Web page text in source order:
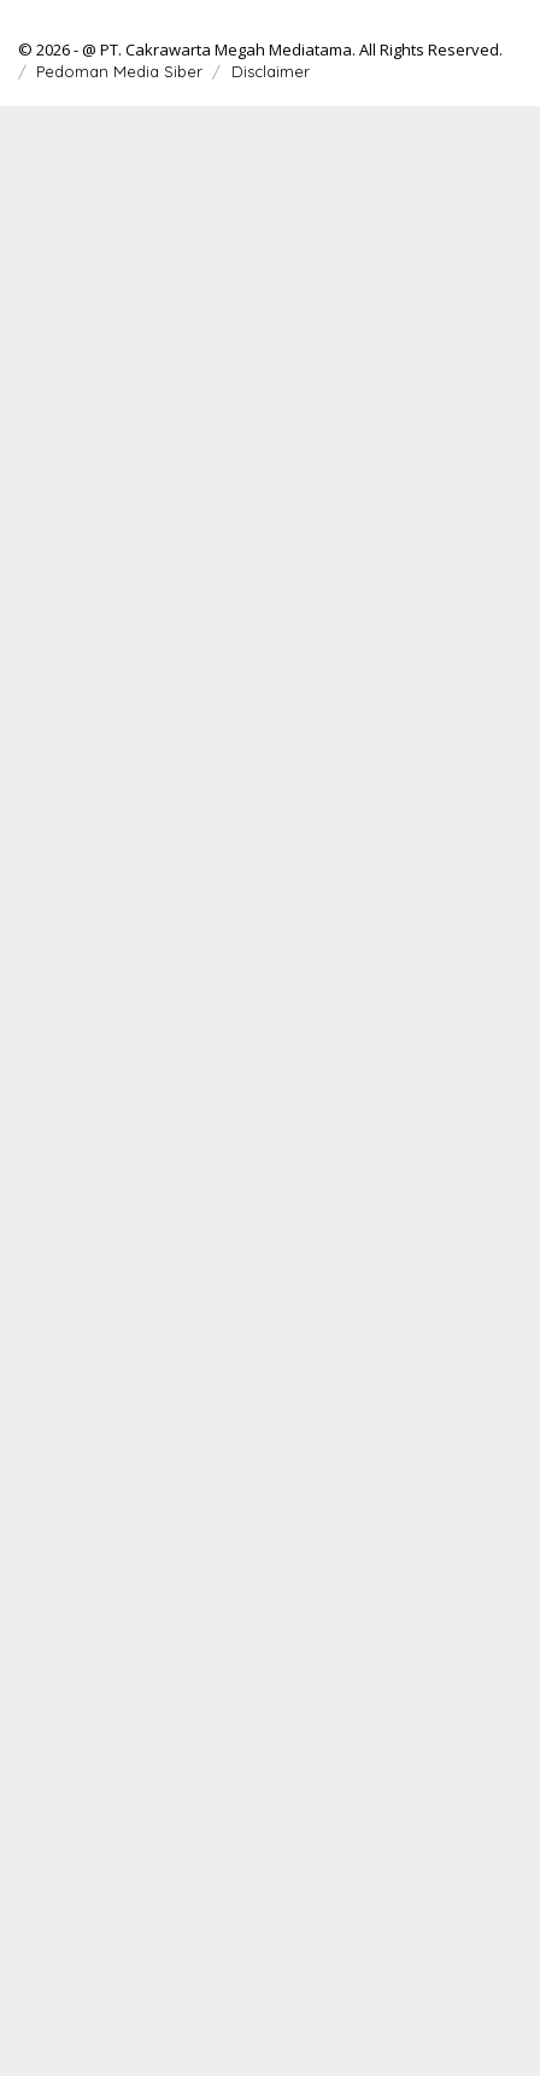
© 2026 - @ PT. Cakrawarta Megah Mediatama. All Rights Reserved.
Pedoman Media Siber Disclaimer